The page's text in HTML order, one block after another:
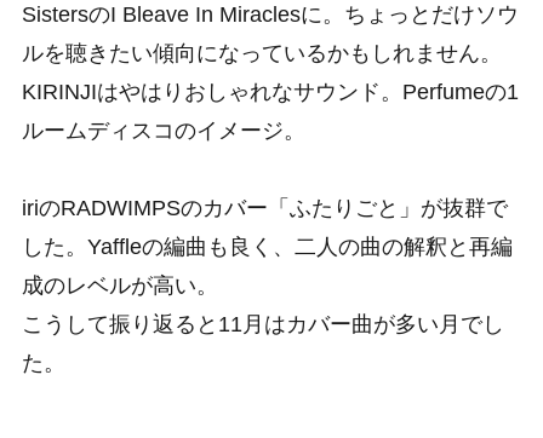
SistersのI Bleave In Miraclesに。ちょっとだけソウ
ルを聴きたい傾向になっているかもしれません。
KIRINJIはやはりおしゃれなサウンド。Perfumeの1
ルームディスコのイメージ。
iriのRADWIMPSのカバー「ふたりごと」が抜群で
した。Yaffleの編曲も良く、二人の曲の解釈と再編
成のレベルが高い。
こうして振り返ると11月はカバー曲が多い月でし
た。